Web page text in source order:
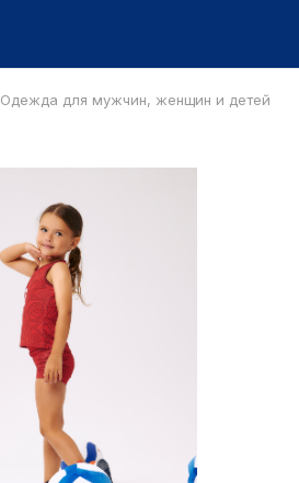
Одежда для мужчин, женщин и детей